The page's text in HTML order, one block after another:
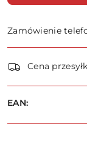
Zamówienie
Dostępność
i
dostawa
Cena
EAN: